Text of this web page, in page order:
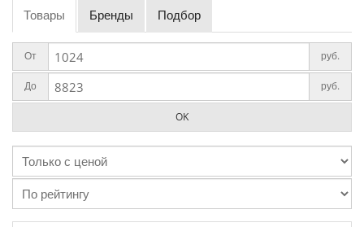
Товары Бренды Подбор
От руб.
До руб.